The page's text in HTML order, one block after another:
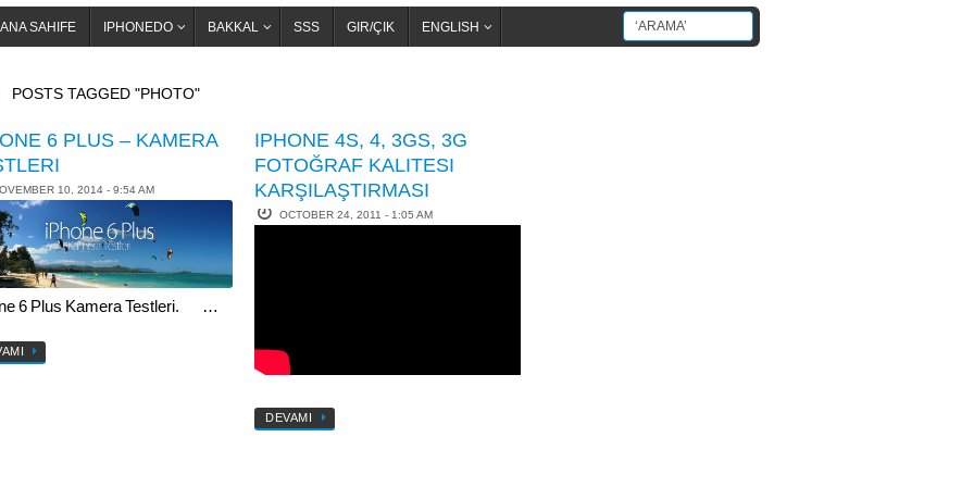
ANA SAHIFE IPHONEDO BAKKAL SSS GIR/ÇIK ENGLISH
POSTS TAGGED "PHOTO"
6 PLUS – KAMERA
10, 2014 - 9:54 AM
6 Plus Kamera Testleri. …
IPHONE 4S, 4, 3GS, 3G
FOTOĞRAF KALITESI
KARŞILAŞTIRMASI
OCTOBER 24, 2011 - 1:05 AM
DEVAMI